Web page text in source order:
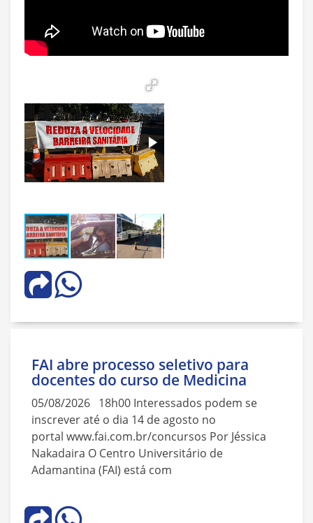
FAI abre processo seletivo para
docentes do curso de Medicina
05/08/2026 18h00 Interessados podem se
inscrever até o dia 14 de agosto no
portal www.fai.com.br/concursos Por Jéssica
Nakadaira O Centro Universitário de
Adamantina (FAI) está com